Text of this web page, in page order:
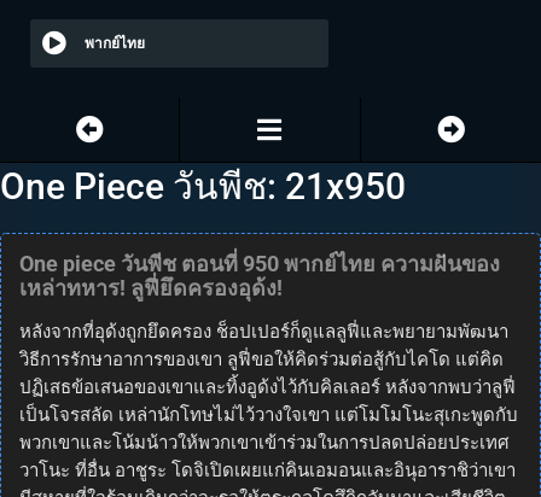
พากย์ไทย
One Piece วันพีช: 21x950
One piece วันพีช ตอนที่ 950 พากย์ไทย ความฝันของ
เหล่าทหาร! ลูฟี่ยึดครองอุด้ง!
หลังจากที่อุด้งถูกยึดครอง ช็อปเปอร์ก็ดูแลลูฟี่และพยายามพัฒนา
วิธีการรักษาอาการของเขา ลูฟี่ขอให้คิดร่วมต่อสู้กับไคโด แต่คิด
ปฏิเสธข้อเสนอของเขาและทิ้งอูด้งไว้กับคิลเลอร์ หลังจากพบว่าลูฟี่
เป็นโจรสลัด เหล่านักโทษไม่ไว้วางใจเขา แต่โมโมโนะสุเกะพูดกับ
พวกเขาและโน้มน้าวให้พวกเขาเข้าร่วมในการปลดปล่อยประเทศ
วาโนะ ที่อื่น อาชูระ โดจิเปิดเผยแก่คินเอมอนและอินุอาราชิว่าเขา